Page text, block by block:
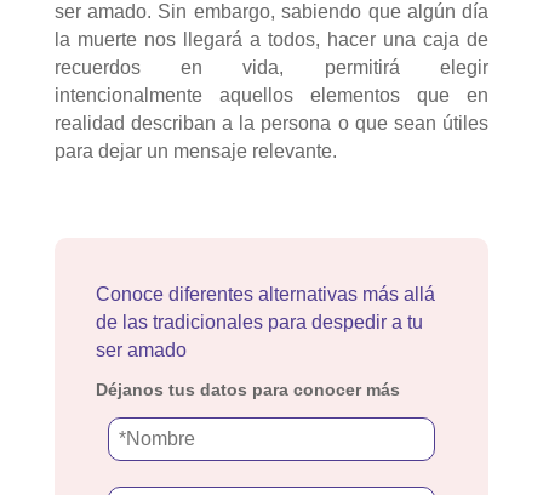
ser amado. Sin embargo, sabiendo que algún día
la muerte nos llegará a todos, hacer una caja de
recuerdos en vida, permitirá elegir
intencionalmente aquellos elementos que en
realidad describan a la persona o que sean útiles
para dejar un mensaje relevante.
Conoce diferentes alternativas más allá
de las tradicionales para despedir a tu
ser amado
Déjanos tus datos para conocer más